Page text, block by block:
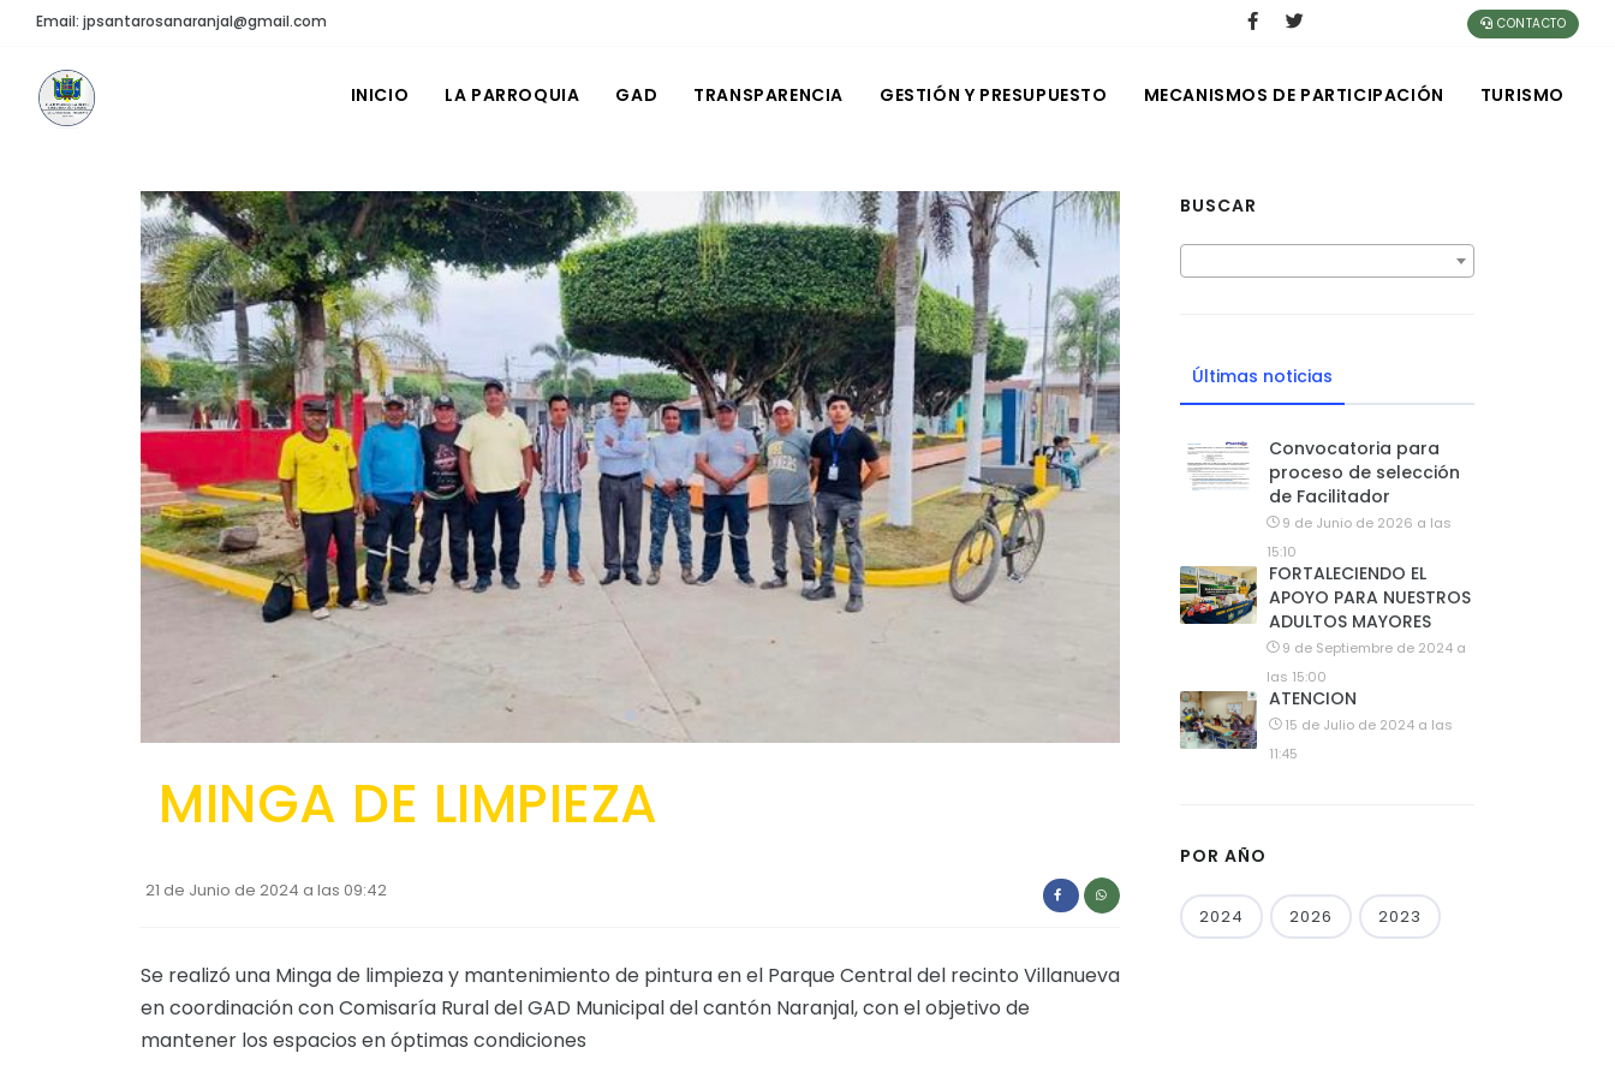
Email: jpsantarosanaranjal@gmail.com CONTACTO
INICIO LA PARROQUIA GAD TRANSPARENCIA GESTIÓN Y PRESUPUESTO MECANISMOS DE PARTICIPACIÓN TURISMO
MINGA DE LIMPIEZA
21 de Junio de 2024 a las 09:42
Se realizó una Minga de limpieza y mantenimiento de pintura en el Parque Central del recinto Villanueva
en coordinación con Comisaría Rural del GAD Municipal del cantón Naranjal, con el objetivo de
mantener los espacios en óptimas condiciones
BUSCAR
Últimas noticias
Convocatoria para
proceso de selección
de Facilitador
9 de Junio de 2026 a las
15:10
FORTALECIENDO EL
APOYO PARA NUESTROS
ADULTOS MAYORES
9 de Septiembre de 2024 a
las 15:00
ATENCION
15 de Julio de 2024 a las
11:45
POR AÑO
2024 2026 2023